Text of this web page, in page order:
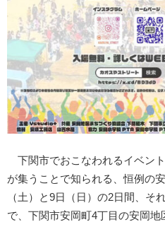
下関市でおこなわれるイベン
が集うことで知られる、恒例の
（土）と9日（日）の2日間、そ
で、下関市安岡町4丁目の安岡